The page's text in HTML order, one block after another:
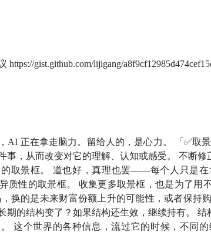
人知晓」，我是孟岩。
三个多小时。
想要什么。不是你能想出什么，而是你能感受到什
表达和教育，聊了信息输入如何塑造一个人的命
，我从心灵出发走向结构，但所有话题，最终都
gist.github.com/lijigang/
AI 正在拿走脑力。留给人的，是心力。 「✅取
事，从而改变对它的理解、认知或感受。 不断
取景框。 道也好，真理也罢——每个人只是在
质性的取景框。 收集更多取景框，也是为了用
换的是未来财富份额上升的可能性，或者保持
期的结构变了？如果结构还生效，继续持有。
这个世界的各种信息，流过它的时候，不同